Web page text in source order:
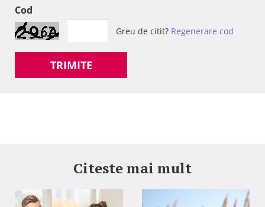
Cod
Greu de citit? Regenerare cod
TRIMITE
Citeste mai mult